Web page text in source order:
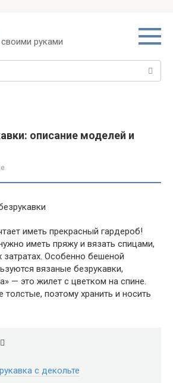
руками
описание моделей и
иметь прекрасный гардероб!
иметь пряжу и вязать спицами,
Особенно бешеной
вязаные безрукавки,
— это жилет с цветком на спине.
поэтому хранить и носить
с декольте